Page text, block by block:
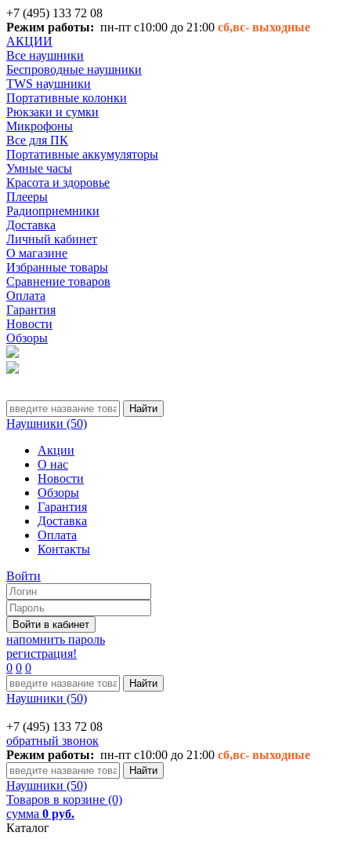
+7 (495) 133 72 08
Режим работы: пн-пт с10:00 до 21:00 сб,вс- выходные
АКЦИИ
Все наушники
Беспроводные наушники
TWS наушники
Портативные колонки
Рюкзаки и сумки
Микрофоны
Все для ПК
Портативные аккумуляторы
Умные часы
Красота и здоровье
Плееры
Радиоприемники
Доставка
Личный кабинет
О магазине
Избранные товары
Сравнение товаров
Оплата
Гарантия
Новости
Обзоры
Наушники (50)
Акции
О нас
Новости
Обзоры
Гарантия
Доставка
Оплата
Контакты
Войти
напомнить пароль
регистрация!
0 0 0
Наушники (50)
+7 (495) 133 72 08
обратный звонок
Режим работы: пн-пт с10:00 до 21:00 сб,вс- выходные
Наушники (50)
Товаров в корзине (0)
сумма 0 руб.
Каталог